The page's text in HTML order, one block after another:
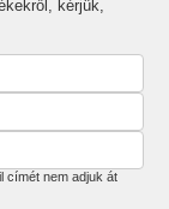
kérjük,
címét nem adjuk át